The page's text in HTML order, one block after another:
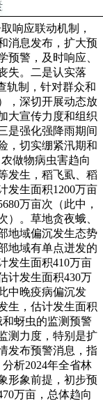
响应联动机制，
消息发布，扩大预
预警，及时响应、
失。二是认实落
轨制，针对群众和
，深切开展动态放
大宣传力度和组织
是强化强降雨期间
，切实绷紧汛期和
做物病虫害趋向
发生，稻飞虱、稻
发生面积1200万亩
万亩次（此中，
）。草地贪夜蛾、
地域偏沉发生态势
地域有单点迸发的
发生面积410万亩
计发生面积430万
中晚疫病偏沉发
生，估计发生面积
蚜虫的监测预警
测力度，特别是扩
发布预警消息，指
析2024年全省林
形象前提，初步预
万亩，总体趋向